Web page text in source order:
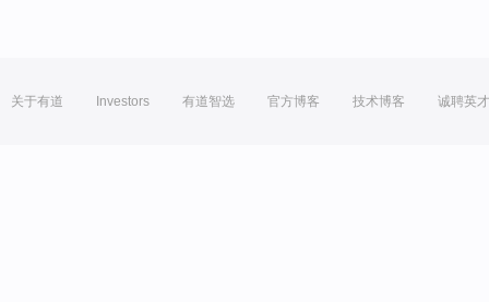
关于有道 Investors 有道智选 官方博客 技术博客 诚聘英才